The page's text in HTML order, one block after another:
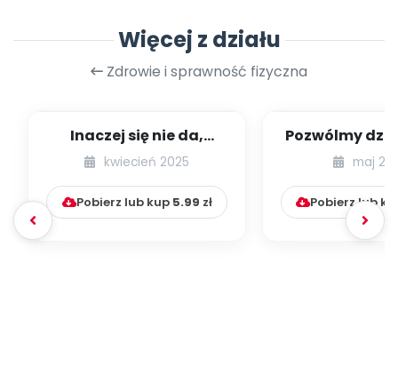
Więcej z działu
Zdrowie i sprawność fizyczna
Inaczej się nie da,
dziecko to torpeda! –
czyli słów ki...
kwiecień 2025
Pobierz lub kup 5.99 zł
Pozwólmy
maj
Pobierz lub